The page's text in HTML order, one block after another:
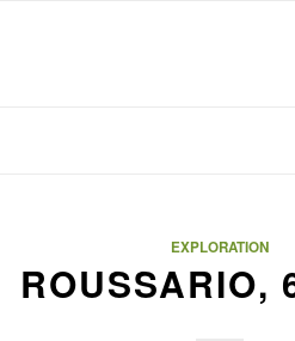
EXPLORATION
ROUSSARIO,